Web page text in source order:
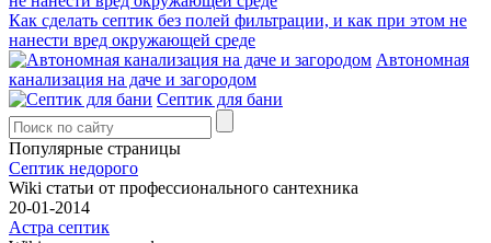
Как сделать септик без полей фильтрации, и как при этом не
нанести вред окружающей среде
Автономная
канализация на даче и загородом
Септик для бани
Популярные страницы
Септик недорого
Wiki статьи от профессионального сантехника
20-01-2014
Астра септик